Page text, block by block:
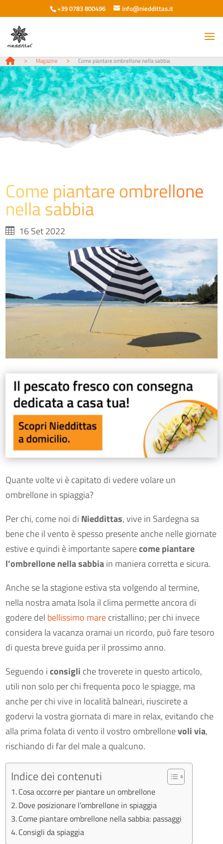
+39 0783 800496 info@nieddittas.it
> Magazine > Come piantare ombrellone nella sabbia
Come piantare ombrellone
nella sabbia
16 Set 2022
Quante volte vi è capitato di vedere volare un
ombrellone in spiaggia?
Per chi, come noi di Nieddittas, vive in Sardegna sa
bene che il vento è spesso presente anche nelle giornate
estive e quindi è importante saperecome piantare
l’ombrellone nella sabbiain maniera corretta e sicura.
Anche se la stagione estiva sta volgendo al termine,
nella nostra amata Isola il clima permette ancora di
godere del bellissimo marecristallino; per chi invece
considera la vacanza oramai un ricordo, può fare tesoro
di questa breve guida per il prossimo anno.
Seguendo iconsigli che troverete in questo articolo,
utili non solo per chi frequenta poco le spiagge, ma
anche per chi vive in località balneari, riuscirete a
godervi la vostra giornata di mare in relax, evitando che
alla prima folata di vento il vostro ombrellonevoli via,
rischiando di far del male a qualcuno.
Indice dei contenuti
Cosa occorre per piantare un ombrellone
Dove posizionare l’ombrellone in spiaggia
Come piantare ombrellone nella sabbia: passaggi
Consigli da spiaggia